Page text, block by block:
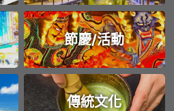
節慶/活動
傳統文化